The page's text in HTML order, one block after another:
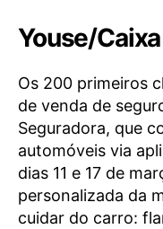
Youse/
Os 200 primeiros
de venda de
Seguradora, que
automóveis via
dias 11 e 17 de
personalizada da
cuidar do carro: